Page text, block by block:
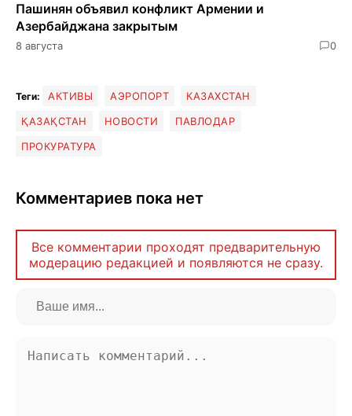
Пашинян объявил конфликт Армении и
Азербайджана закрытым
8 августа 0
Теги: АКТИВЫ АЭРОПОРТ
КАЗАХСТАН
ҚАЗАҚСТАН
НОВОСТИ
ПАВЛОДАР
ПРОКУРАТУРА
Комментариев пока нет
Все комментарии проходят предварительную
модерацию редакцией и появляются не сразу.